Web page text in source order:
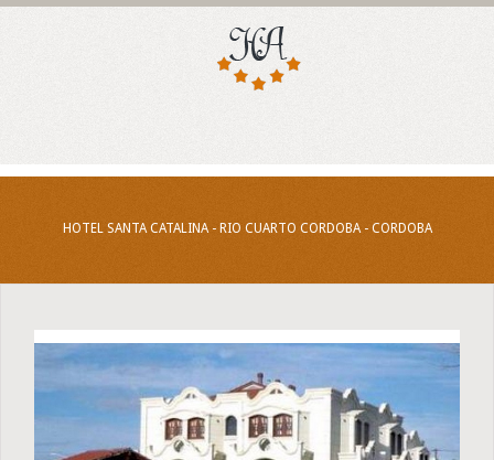
HOTEL SANTA CATALINA - RIO CUARTO CORDOBA - CORDOBA